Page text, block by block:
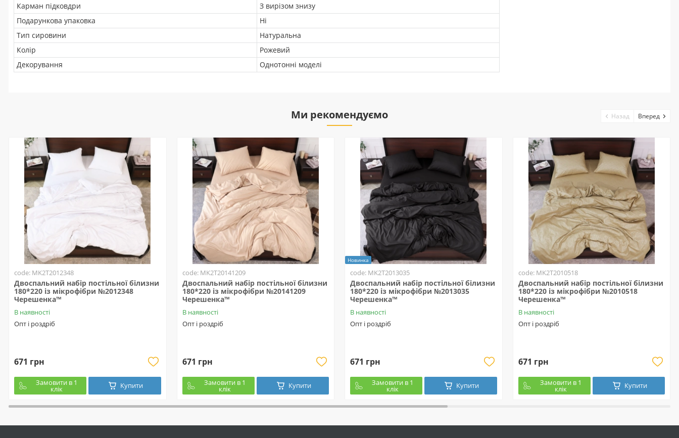
Карман підковдри
З вирізом знизу
Подарункова упаковка
Ні
Тип сировини
Натуральна
Колір
Рожевий
Декорування
Однотонні моделі
Ми рекомендуємо
code: MK2T2012348
Двоспальний набір постільної білизни
180*220 із мікрофібри №2012348
Черешенка™
В наявності
Опт і роздріб
671 грн
Замовити в 1
клік Купити
code: MK2T20141209
Двоспальний набір постільної білизни
180*220 із мікрофібри №20141209
Черешенка™
В наявності
Опт і роздріб
671 грн
Замовити в 1
клік Купити
Новинка
code: MK2T2013035
Двоспальний набір постільної білизни
180*220 із мікрофібри №2013035
Черешенка™
В наявності
Опт і роздріб
671 грн
Замовити в 1
клік Купити
code: MK2T2010518
Двоспальний набір постільної білизни
180*220 із мікрофібри №2010518
Черешенка™
В наявності
Опт і роздріб
671 грн
Замовити в 1
клік Купити
Назад Вперед